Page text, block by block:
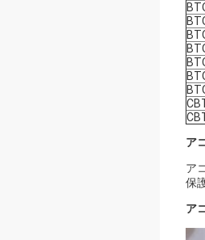
ア
ア
保
ア